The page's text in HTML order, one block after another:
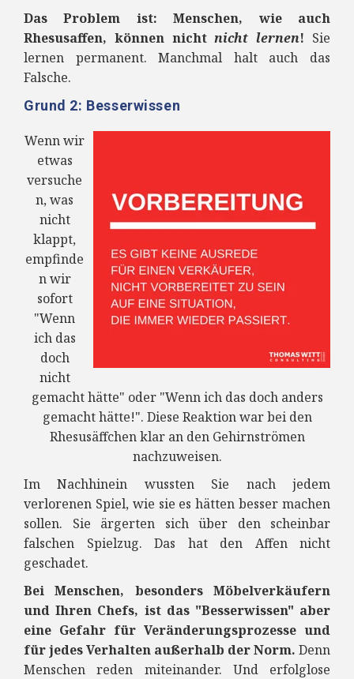
Das Problem ist: Menschen, wie auch
Rhesusaffen, können nichtnicht lernen! Sie
lernen permanent. Manchmal halt auch das
Falsche.
Grund 2: Besserwissen
Wenn wir
etwas
versuche
n, was
nicht
klappt,
empfinde
n wir
sofort
"Wenn
ich das
doch
nicht
gemacht hätte" oder "Wenn ich das doch anders
gemacht hätte!". Diese Reaktion war bei den
Rhesusäffchen klar an den Gehirnströmen
nachzuweisen.
Im Nachhinein wussten Sie nach jedem
verlorenen Spiel, wie sie es hätten besser machen
sollen. Sie ärgerten sich über den scheinbar
falschen Spielzug. Das hat den Affen nicht
geschadet.
Bei Menschen, besonders Möbelverkäufern
und Ihren Chefs, ist das "Besserwissen" aber
eine Gefahr für Veränderungsprozesse und
für jedes Verhalten außerhalb der Norm. Denn
Menschen reden miteinander. Und erfolglose